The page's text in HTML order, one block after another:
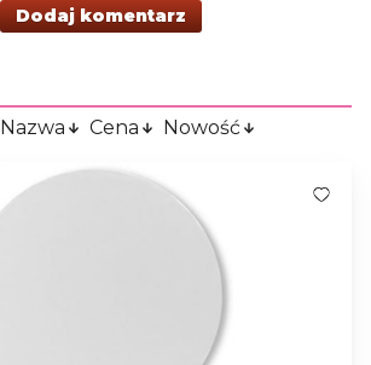
Dodaj komentarz
Nazwa Cena Nowość